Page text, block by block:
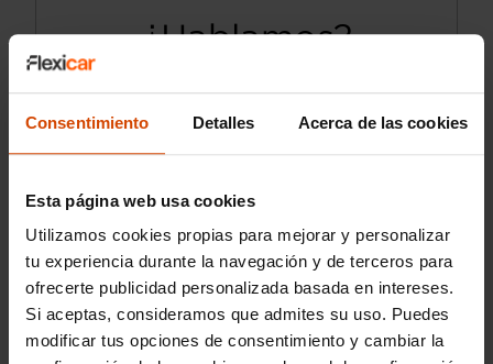
Consentimiento Detalles Acerca de las cookies
Esta página web usa cookies
Utilizamos cookies propias para mejorar y personalizar
tu experiencia durante la navegación y de terceros para
ofrecerte publicidad personalizada basada en intereses.
Si aceptas, consideramos que admites su uso. Puedes
modificar tus opciones de consentimiento y cambiar la
¿Hablamos?
910 970 017